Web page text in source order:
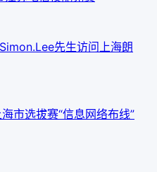
先生访问上海朗
市选拔赛“信息网络布线”